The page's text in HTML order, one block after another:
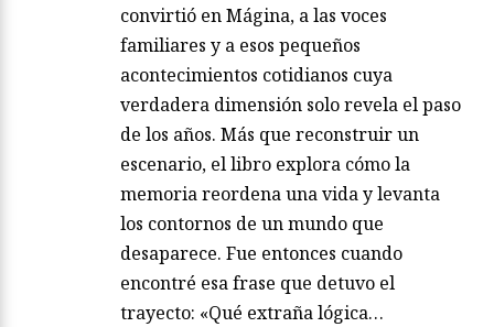
convirtió en Mágina, a las voces
familiares y a esos pequeños
acontecimientos cotidianos cuya
verdadera dimensión solo revela el paso
de los años. Más que reconstruir un
escenario, el libro explora cómo la
memoria reordena una vida y levanta
los contornos de un mundo que
desaparece. Fue entonces cuando
encontré esa frase que detuvo el
trayecto: «Qué extraña lógica…